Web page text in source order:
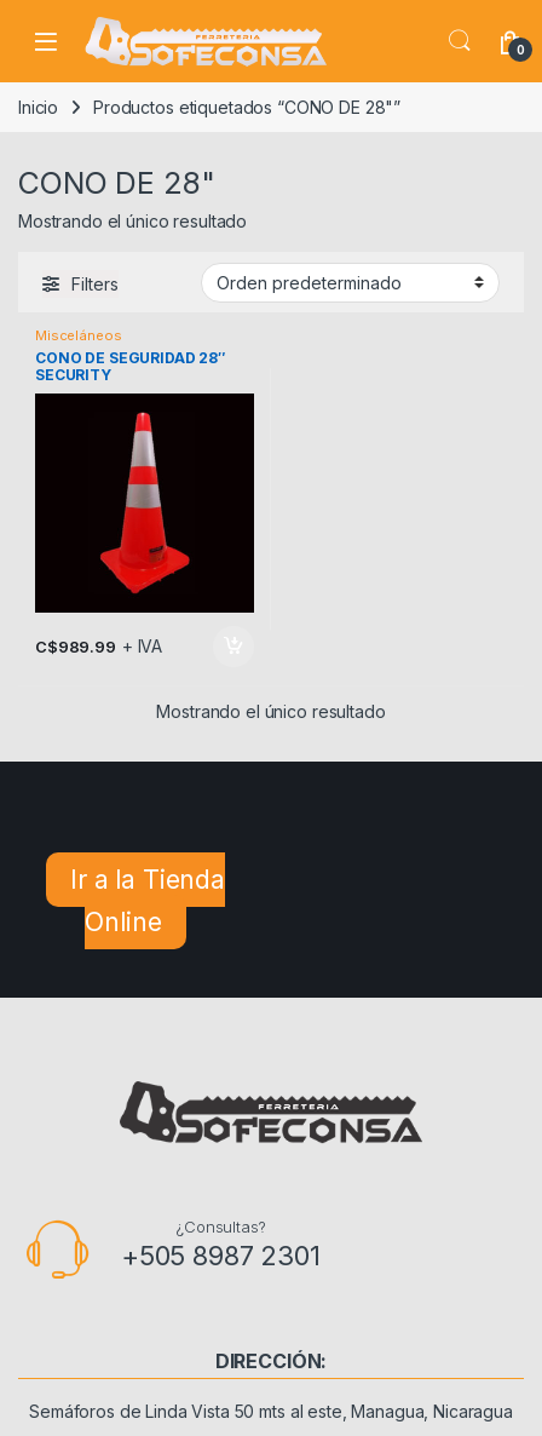
Skip to navigation
Skip to content
0
Inicio Productos etiquetados “CONO DE 28"”
CONO DE 28"
Mostrando el único resultado
Filters
Misceláneos
CONO DE SEGURIDAD 28″
SECURITY
C$989.99 + IVA
Mostrando el único resultado
Ir a la Tienda
Online
¿Consultas?
+505 8987 2301
DIRECCIÓN:
Semáforos de Linda Vista 50 mts al este, Managua, Nicaragua